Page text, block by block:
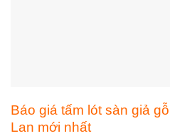
Báo giá tấm lót sàn giả
Lan mới nhất